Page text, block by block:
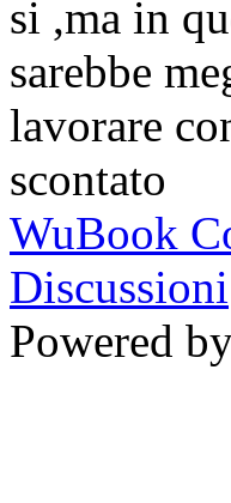
si ,ma in
sarebbe
lavorare
scontato
WuBook
Discussioni
Powered